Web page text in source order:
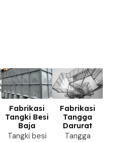
Fabrikasi
Tangki Besi
Baja
Tangki besi
Fabrikasi
Tangga
Darurat
Tangga